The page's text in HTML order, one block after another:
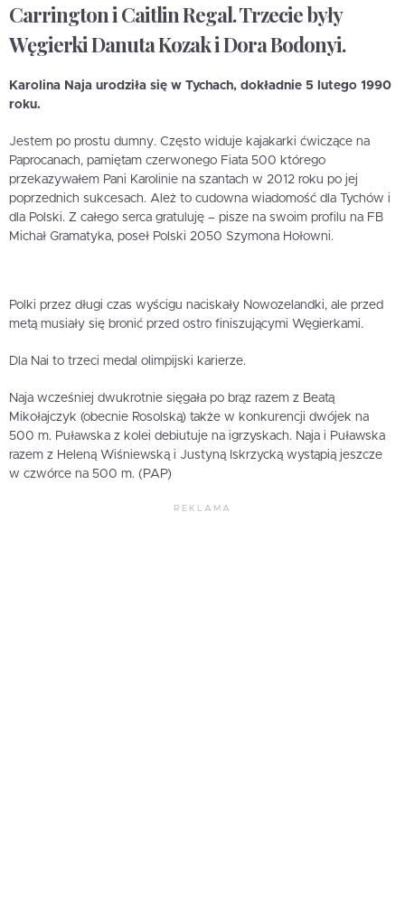
Carrington i Caitlin Regal. Trzecie były
Węgierki Danuta Kozak i Dora Bodonyi.
Karolina Naja urodziła się w Tychach, dokładnie 5 lutego 1990
roku.
Jestem po prostu dumny. Często widuje kajakarki ćwiczące na
Paprocanach, pamiętam czerwonego Fiata 500 którego
przekazywałem Pani Karolinie na szantach w 2012 roku po jej
poprzednich sukcesach. Ależ to cudowna wiadomość dla Tychów i
dla Polski. Z całego serca gratuluję – pisze na swoim profilu na FB
Michał Gramatyka, poseł Polski 2050 Szymona Hołowni.
Polki przez długi czas wyścigu naciskały Nowozelandki, ale przed
metą musiały się bronić przed ostro finiszującymi Węgierkami.
Dla Nai to trzeci medal olimpijski karierze.
Naja wcześniej dwukrotnie sięgała po brąz razem z Beatą
Mikołajczyk (obecnie Rosolską) także w konkurencji dwójek na
500 m. Puławska z kolei debiutuje na igrzyskach. Naja i Puławska
razem z Heleną Wiśniewską i Justyną Iskrzycką wystąpią jeszcze
w czwórce na 500 m. (PAP)
REKLAMA